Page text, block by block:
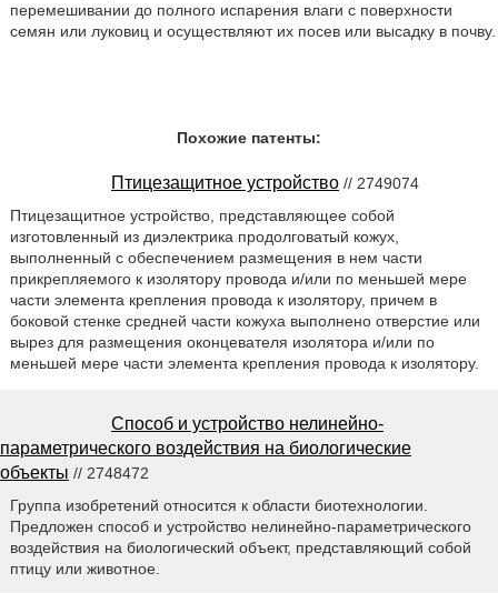
перемешивании до полного испарения влаги с поверхности
семян или луковиц и осуществляют их посев или высадку в почву.
Похожие патенты:
Птицезащитное устройство // 2749074
Птицезащитное устройство, представляющее собой
изготовленный из диэлектрика продолговатый кожух,
выполненный с обеспечением размещения в нем части
прикрепляемого к изолятору провода и/или по меньшей мере
части элемента крепления провода к изолятору, причем в
боковой стенке средней части кожуха выполнено отверстие или
вырез для размещения оконцевателя изолятора и/или по
меньшей мере части элемента крепления провода к изолятору.
Способ и устройство нелинейно-
параметрического воздействия на биологические
объекты // 2748472
Группа изобретений относится к области биотехнологии.
Предложен способ и устройство нелинейно-параметрического
воздействия на биологический объект, представляющий собой
птицу или животное.